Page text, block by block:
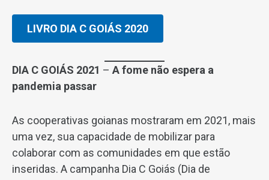
LIVRO DIA C GOIÁS 2020
DIA C GOIÁS 2021 – A fome não espera a
pandemia passar
As cooperativas goianas mostraram em 2021, mais
uma vez, sua capacidade de mobilizar para
colaborar com as comunidades em que estão
inseridas. A campanha Dia C Goiás (Dia de